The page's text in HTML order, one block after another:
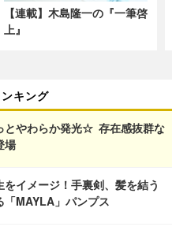
【連載】木島隆一の『一筆啓
上』
キング
とやわらか発光☆ 存在感抜群な
場
をイメージ！手裏剣、髪を結う
MAYLA」パンプス